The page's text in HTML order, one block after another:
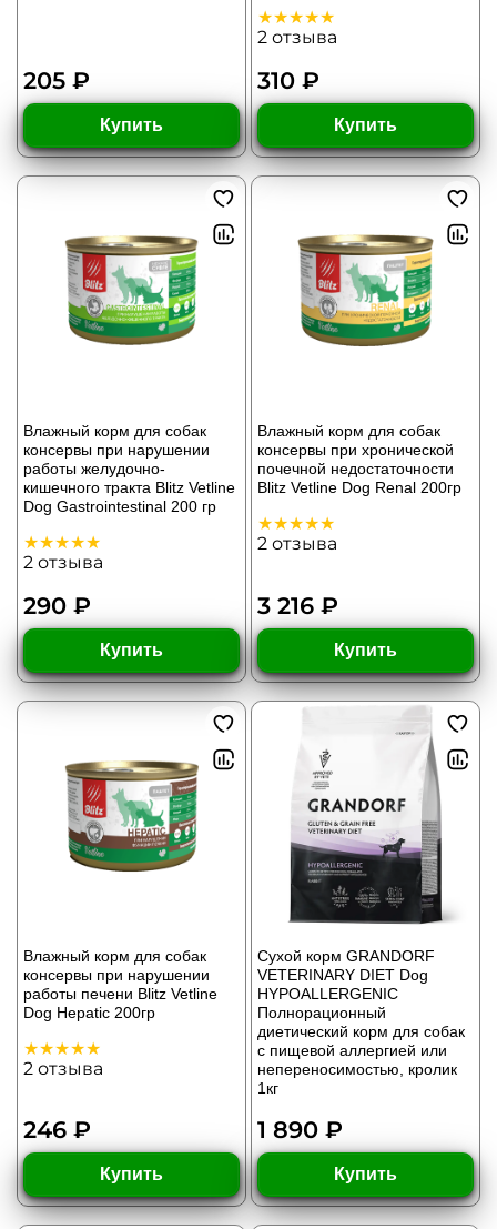
205 ₽
Купить
2 отзыва
310 ₽
Купить
Влажный корм для собак
консервы при нарушении
работы желудочно-
кишечного тракта Blitz Vetline
Dog Gastrointestinal 200 гр
2 отзыва
290 ₽
Купить
Влажный корм для собак
консервы при хронической
почечной недостаточности
Blitz Vetline Dog Renal 200гр
2 отзыва
3 216 ₽
Купить
Влажный корм для собак
консервы при нарушении
работы печени Blitz Vetline
Dog Hepatic 200гр
2 отзыва
246 ₽
Купить
Сухой корм GRANDORF
VETERINARY DIET Dog
HYPOALLERGENIC
Полнорационный
диетический корм для собак
с пищевой аллергией или
непереносимостью, кролик
1кг
1 890 ₽
Купить